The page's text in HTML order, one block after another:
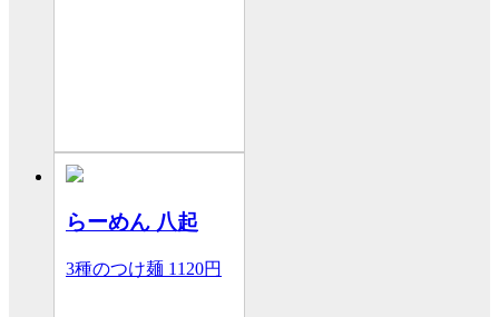
らーめん 八起
3種のつけ麺 1120円